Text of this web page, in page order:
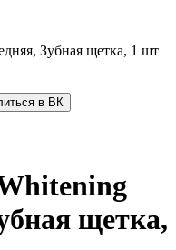
Зубная щетка, 1 шт
в ВК
щетка,